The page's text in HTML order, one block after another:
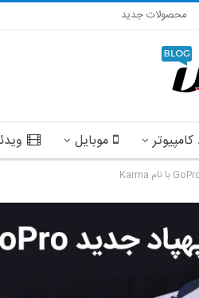
محصولات جدید
کامپیوتر موبایل